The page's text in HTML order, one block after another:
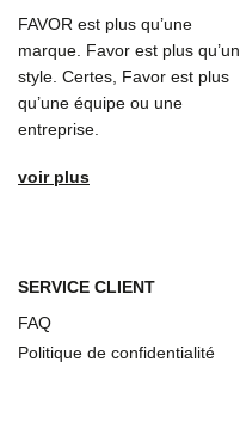
FAVOR est plus qu’une
marque. Favor est plus qu’un
style. Certes, Favor est plus
qu’une équipe ou une
entreprise.
voir plus
SERVICE CLIENT
FAQ
Politique de confidentialité